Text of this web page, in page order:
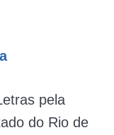
pela
do Rio de